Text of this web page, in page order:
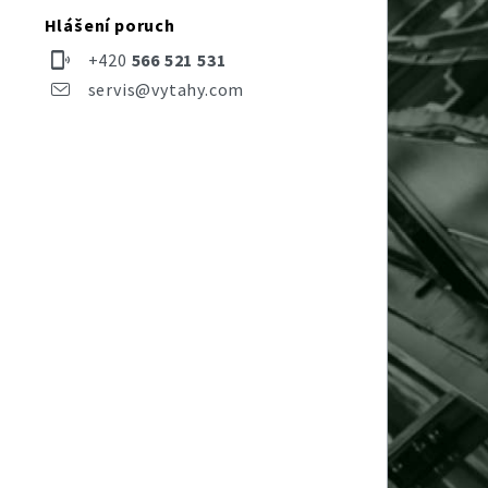
Hlášení poruch
servis@vytahy.com
+420 566 521 531